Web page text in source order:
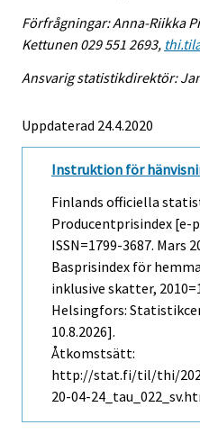
Förfrågningar: Anna-Riikka
Kettunen 029 551 2693,
Ansvarig statistikdirektör:
Uppdaterad 24.4.2020
Instruktion för
Finlands officiella
Producentprisindex [e-
ISSN=1799-3687. Mars
Basprisindex för
inklusive skatter,
Helsingfors:
10.8.2026].
Åtkomstsätt:
http://stat.fi/til/thi/
20-04-